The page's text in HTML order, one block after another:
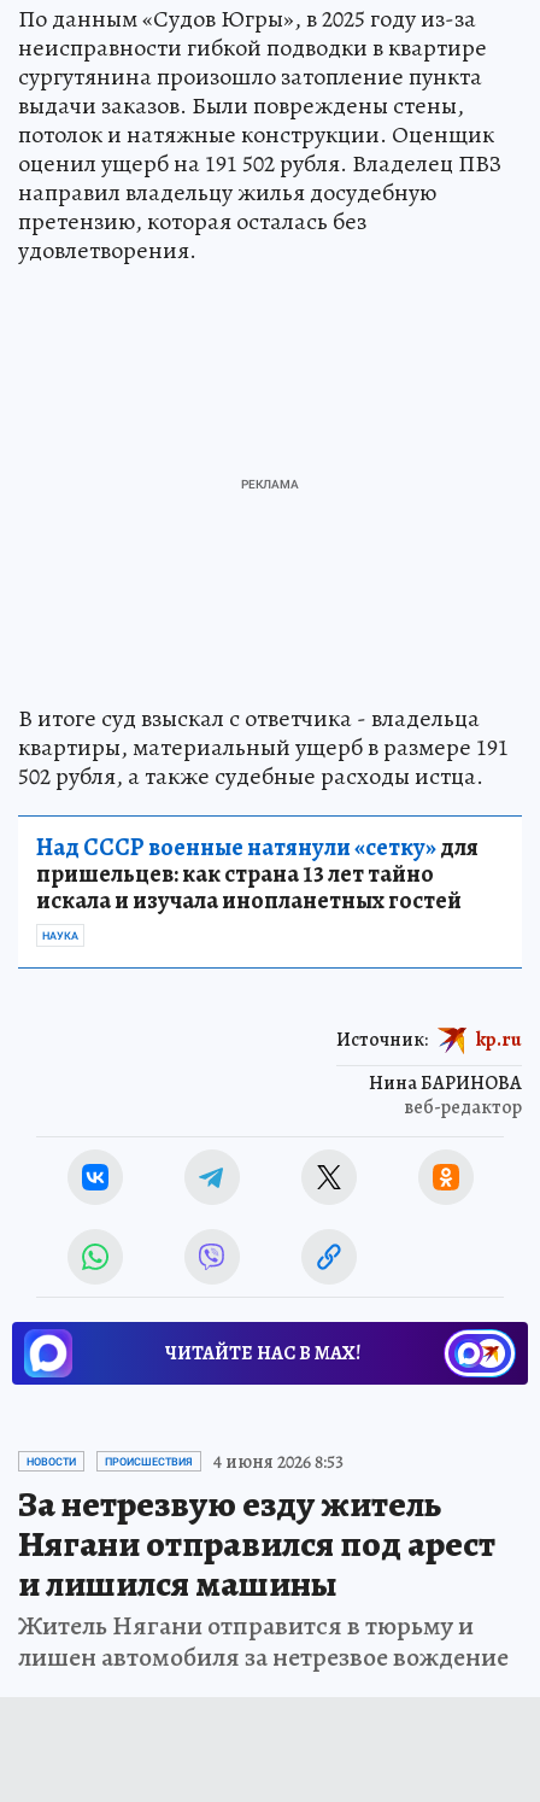
По данным «Судов Югры», в 2025 году из-за
неисправности гибкой подводки в квартире
сургутянина произошло затопление пункта
выдачи заказов. Были повреждены стены,
потолок и натяжные конструкции. Оценщик
оценил ущерб на 191 502 рубля. Владелец ПВЗ
направил владельцу жилья досудебную
претензию, которая осталась без
удовлетворения.
В итоге суд взыскал с ответчика - владельца
квартиры, материальный ущерб в размере 191
502 рубля, а также судебные расходы истца.
Над СССР военные натянули «сетку»для
пришельцев: как страна 13 лет тайно
искала и изучала инопланетных гостей
НАУКА
Нина БАРИНОВА
веб-редактор
Источник: kp.ru
ЧИТАЙТЕ НАС В МАХ!
НОВОСТИ ПРОИСШЕСТВИЯ 4 июня 2026 8:53
За нетрезвую езду житель
Нягани отправился под арест
и лишился машины
Житель Нягани отправится в тюрьму и
лишен автомобиля за нетрезвое вождение